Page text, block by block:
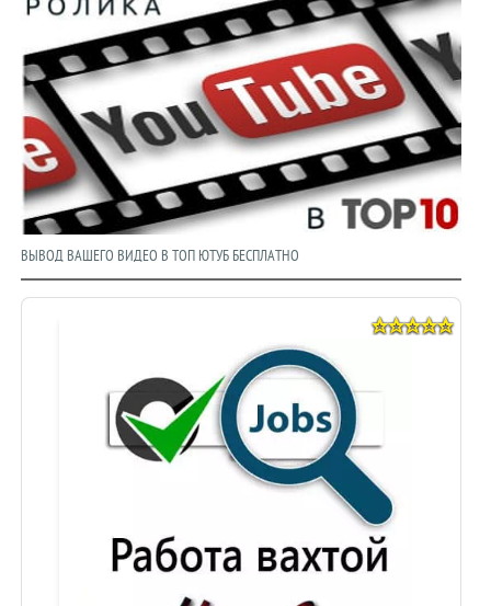
ВЫВОД ВАШЕГО ВИДЕО В ТОП ЮТУБ БЕСПЛАТНО